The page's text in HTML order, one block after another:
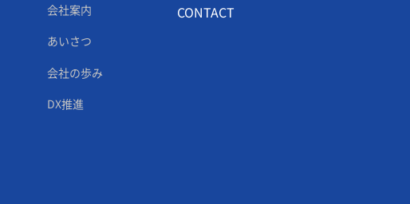
会社案内
あいさつ
会社の歩み
DX推進
CONTACT